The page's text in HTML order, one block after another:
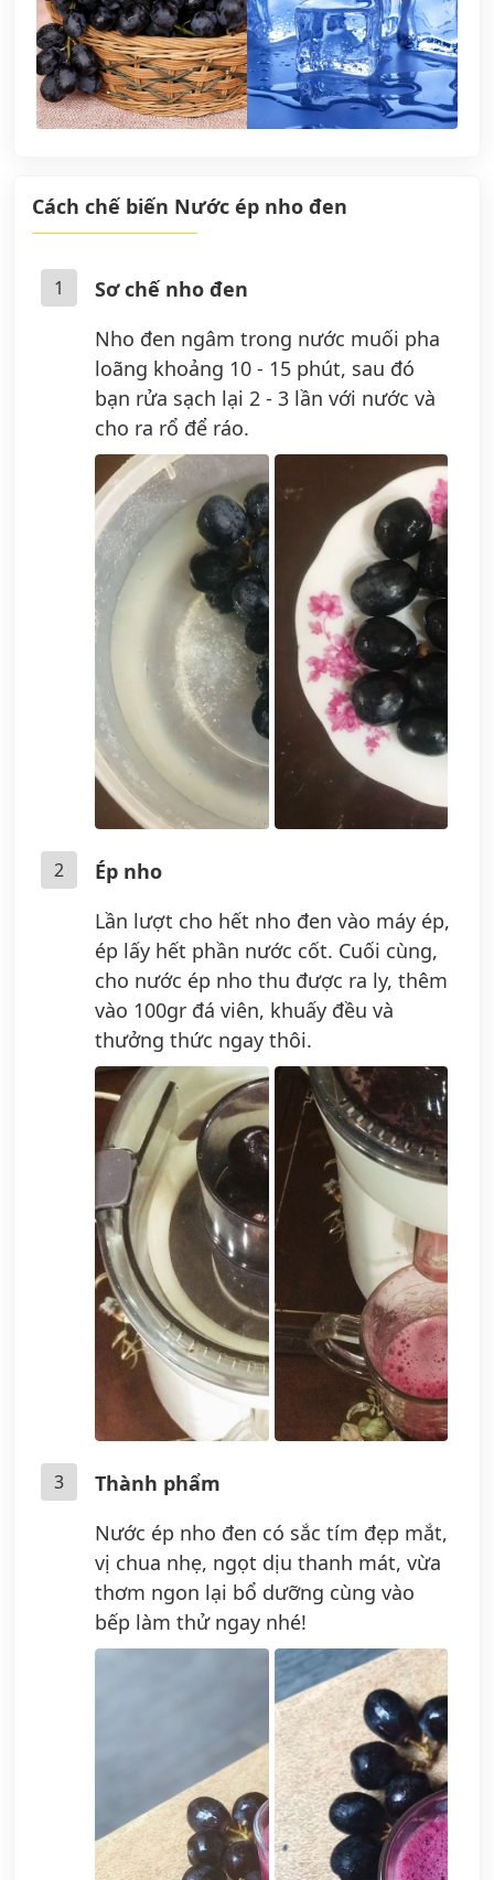
Cách chế biến Nước ép nho đen
1
Sơ chế nho đen
Nho đen ngâm trong nước muối pha
loãng khoảng 10 - 15 phút, sau đó
bạn rửa sạch lại 2 - 3 lần với nước và
cho ra rổ để ráo.
2
Ép nho
Lần lượt cho hết nho đen vào máy ép,
ép lấy hết phần nước cốt. Cuối cùng,
cho nước ép nho thu được ra ly, thêm
vào 100gr đá viên, khuấy đều và
thưởng thức ngay thôi.
3
Thành phẩm
Nước ép nho đen có sắc tím đẹp mắt,
vị chua nhẹ, ngọt dịu thanh mát, vừa
thơm ngon lại bổ dưỡng cùng vào
bếp làm thử ngay nhé!